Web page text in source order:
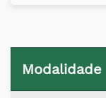
Modalidade